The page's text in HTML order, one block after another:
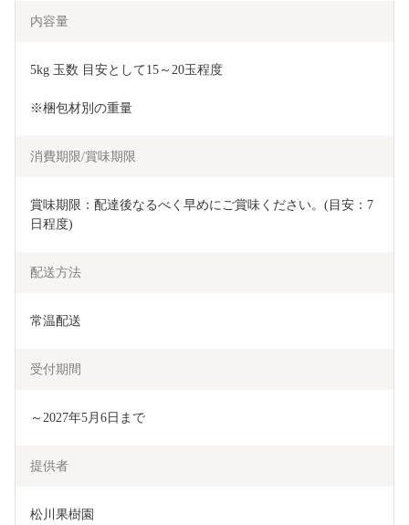
内容量
5kg 玉数 目安として15～20玉程度
※梱包材別の重量
消費期限/賞味期限
賞味期限：配達後なるべく早めにご賞味ください。(目安：7
日程度)
配送方法
常温配送
受付期間
～2027年5月6日まで
提供者
松川果樹園